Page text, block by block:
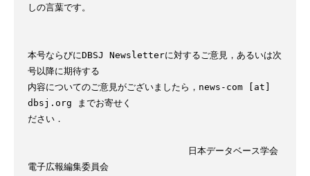
しの言葉です。
本号ならびにDBSJ Newsletterに対するご意見，あるいは次
号以降に期待する
内容についてのご意見がございましたら，news-com [at]
dbsj.org までお寄せく
ださい．
電子広報編集委員会